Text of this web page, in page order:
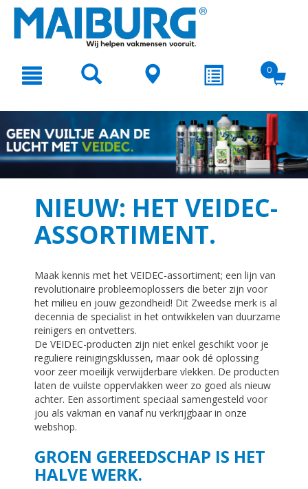
text.skipToNavigation
0
NIEUW: HET VEIDEC-
ASSORTIMENT.
Maak kennis met het VEIDEC-assortiment; een lijn van
revolutionaire probleemoplossers die beter zijn voor
het milieu en jouw gezondheid! Dit Zweedse merk is al
decennia de specialist in het ontwikkelen van duurzame
reinigers en ontvetters.
De VEIDEC-producten zijn niet enkel geschikt voor je
reguliere reinigingsklussen, maar ook dé oplossing
voor zeer moeilijk verwijderbare vlekken. De producten
laten de vuilste oppervlakken weer zo goed als nieuw
achter. Een assortiment speciaal samengesteld voor
jou als vakman en vanaf nu verkrijgbaar in onze
webshop.
GROEN GEREEDSCHAP IS HET
HALVE WERK.